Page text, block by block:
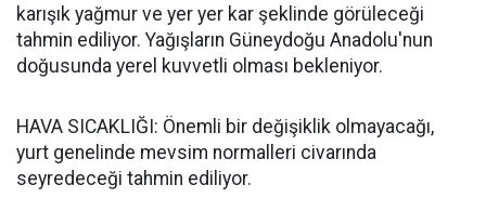
karışık yağmur ve yer yer kar şeklinde görüleceği
tahmin ediliyor. Yağışların Güneydoğu Anadolu'nun
doğusunda yerel kuvvetli olması bekleniyor.
HAVA SICAKLIĞI: Önemli bir değişiklik olmayacağı,
yurt genelinde mevsim normalleri civarında
seyredeceği tahmin ediliyor.